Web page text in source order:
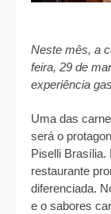
Neste mês, a
feira, 29 de
experiência
Uma das
será o
Piselli Brasília.
restaurante
diferenciada.
e o sabores